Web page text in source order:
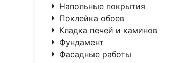
Напольные покрытия
Поклейка обоев
Кладка печей и каминов
Фундамент
Фасадные работы